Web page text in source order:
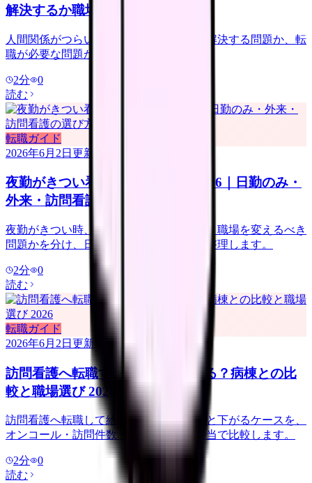
解決するか職場を変えるか
人間関係がつらい看護師向けに、異動で解決する問題か、転
職が必要な問題かを整理します。
2分
0
読む
転職ガイド
2026年6月2日 更新
夜勤がきつい看護師の転職判断 2026｜日勤のみ・
外来・訪問看護の選び方
夜勤がきつい時、休めば回復する問題か、職場を変えるべき
問題かを分け、日勤のみ求人の注意点を整理します。
2分
0
読む
転職ガイド
2026年6月2日 更新
訪問看護へ転職すると給料は上がる？病棟との比
較と職場選び 2026
訪問看護へ転職して給料が上がるケースと下がるケースを、
オンコール・訪問件数・管理者候補・手当で比較します。
2分
0
読む